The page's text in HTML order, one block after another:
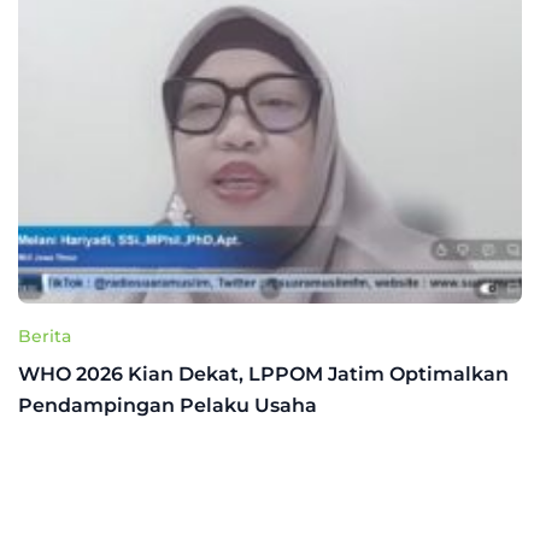
Berita
WHO 2026 Kian Dekat, LPPOM Jatim Optimalkan
Pendampingan Pelaku Usaha